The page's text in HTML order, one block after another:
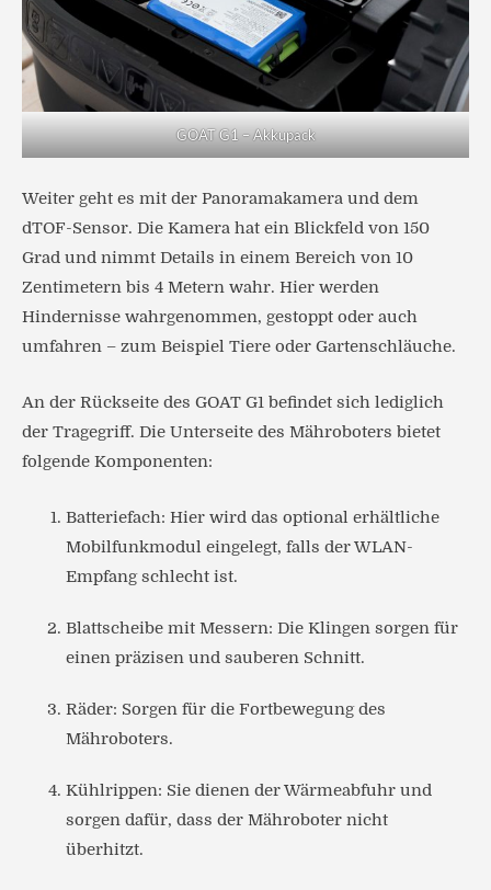
GOAT G1 – Akkupack
Weiter geht es mit der Panoramakamera und dem
dTOF-Sensor. Die Kamera hat ein Blickfeld von 150
Grad und nimmt Details in einem Bereich von 10
Zentimetern bis 4 Metern wahr. Hier werden
Hindernisse wahrgenommen, gestoppt oder auch
umfahren – zum Beispiel Tiere oder Gartenschläuche.
An der Rückseite des GOAT G1 befindet sich lediglich
der Tragegriff. Die Unterseite des Mähroboters bietet
folgende Komponenten:
Batteriefach: Hier wird das optional erhältliche
Mobilfunkmodul eingelegt, falls der WLAN-
Empfang schlecht ist.
Blattscheibe mit Messern: Die Klingen sorgen für
einen präzisen und sauberen Schnitt.
Räder: Sorgen für die Fortbewegung des
Mähroboters.
Kühlrippen: Sie dienen der Wärmeabfuhr und
sorgen dafür, dass der Mähroboter nicht
überhitzt.